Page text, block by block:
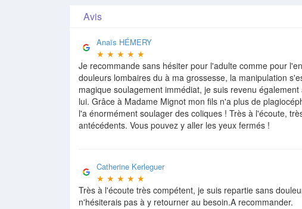
Avis
Anaïs HÉMERY
★ ★ ★ ★ ★
Je recommande sans hésiter pour l'adulte comme pour
douleurs lombaires du à ma grossesse, la manipulation
magique soulagement immédiat, je suis revenu
lui. Grâce à Madame Mignot mon fils n'a plus de
l'a énormément soulager des coliques ! Très à l'écoute,
antécédents. Vous pouvez y aller les yeux fermés !
Catherine Kerleguer
★ ★ ★ ★ ★
Très à l'écoute très compétent, je suis repartie sans
n'hésiterais pas à y retourner au besoin.A recommander.